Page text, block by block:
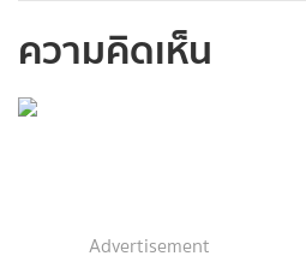
ความคิดเห็น
Advertisement